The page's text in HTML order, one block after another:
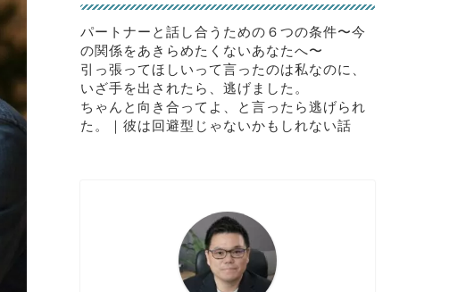
パートナーと話し合うための６つの条件〜今
の関係をあきらめたくないあなたへ〜
引っ張ってほしいって言ったのは私なのに、
いざ手を出されたら、逃げました。
ちゃんと向き合ってよ、と言ったら逃げられ
た。｜彼は回避型じゃないかもしれない話